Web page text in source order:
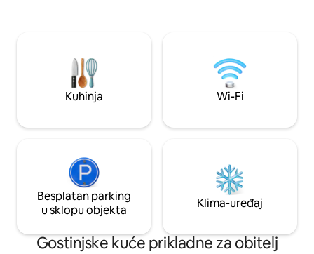
Kuhinja Wi-Fi
Besplatan parking
u sklopu objekta
Klima-uređaj
Gostinjske kuće prikladne za obitelj